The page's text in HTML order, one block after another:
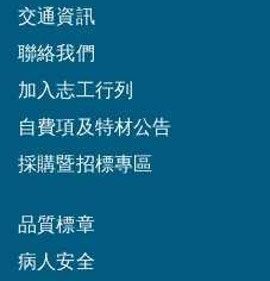
交通資訊
聯絡我們
加入志工行列
自費項及特材公告
採購暨招標專區
品質標章
病人安全